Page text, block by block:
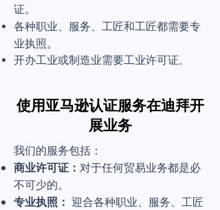
证。
各种职业、服务、工匠和工匠都需要专
业执照。
开办工业或制造业需要工业许可证。
使用亚马逊认证服务在迪拜开
展业务
我们的服务包括：
商业许可证： 对于任何贸易业务都是必
不可少的。
专业执照： 迎合各种职业、服务、工匠